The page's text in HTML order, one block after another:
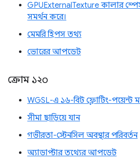
GPUExternalTexture কালার
সমর্থন করে।
মেমরি হিপস তথ্য
ভোরের আপডেট
ক্রোম ১২০
WGSL-এ ১৬-বিট ফ্লোটিং-পয়েন্ট
সীমা ছাড়িয়ে যান
গভীরতা-স্টেনসিল অবস্থার পরিবর্তন
অ্যাডাপ্টার তথ্যের আপডেট